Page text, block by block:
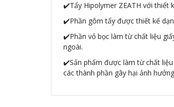
✔️Tẩy Hipolymer ZEATH với thiết
✔️Phần gôm tẩy được thiết kế
✔️Phần vỏ bọc làm từ chất liệu
ngoài.
✔️Sản phẩm được làm từ chất
các thành phần gây hại ảnh